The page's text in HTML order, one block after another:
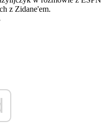
z Zidane'em.